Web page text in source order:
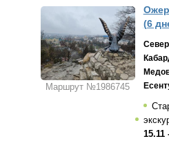
Маршрут №1986745
(6
15.11